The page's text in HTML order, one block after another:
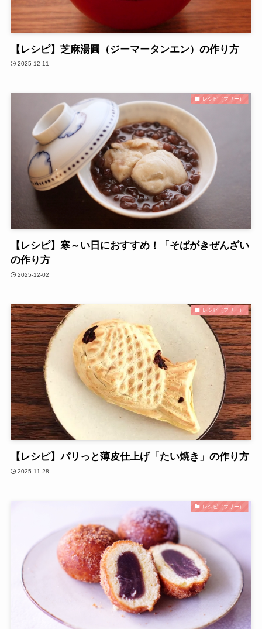
【レシピ】芝麻湯圓（ジーマータンエン）の作り方
2025-12-11
レシピ（フリー）
【レシピ】寒～い日におすすめ！「そばがきぜんざい
の作り方
2025-12-02
レシピ（フリー）
【レシピ】パリっと薄皮仕上げ「たい焼き」の作り方
2025-11-28
レシピ（フリー）